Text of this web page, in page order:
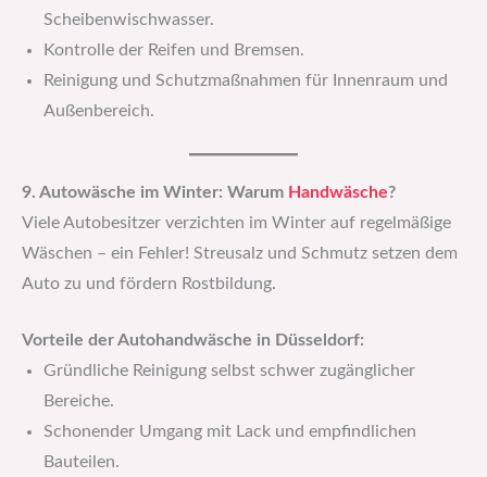
Scheibenwischwasser.
Kontrolle der Reifen und Bremsen.
Reinigung und Schutzmaßnahmen für Innenraum und
Außenbereich.
9. Autowäsche im Winter: Warum Handwäsche?
Viele Autobesitzer verzichten im Winter auf regelmäßige
Wäschen – ein Fehler! Streusalz und Schmutz setzen dem
Auto zu und fördern Rostbildung.
Vorteile der Autohandwäsche in Düsseldorf:
Gründliche Reinigung selbst schwer zugänglicher
Bereiche.
Schonender Umgang mit Lack und empfindlichen
Bauteilen.